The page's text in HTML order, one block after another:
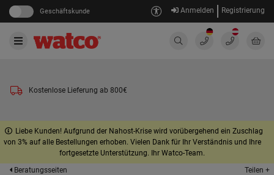
Geschäftskunde Anmelden Registrierung
Kostenlose Lieferung ab 800€
Liebe Kunden! Aufgrund der Nahost-Krise wird vorübergehend ein Zuschlag
von 3% auf alle Bestellungen erhoben. Vielen Dank für Ihr Verständnis und Ihre
fortgesetzte Unterstützung. Ihr Watco-Team.
Beratungsseiten
Teilen +